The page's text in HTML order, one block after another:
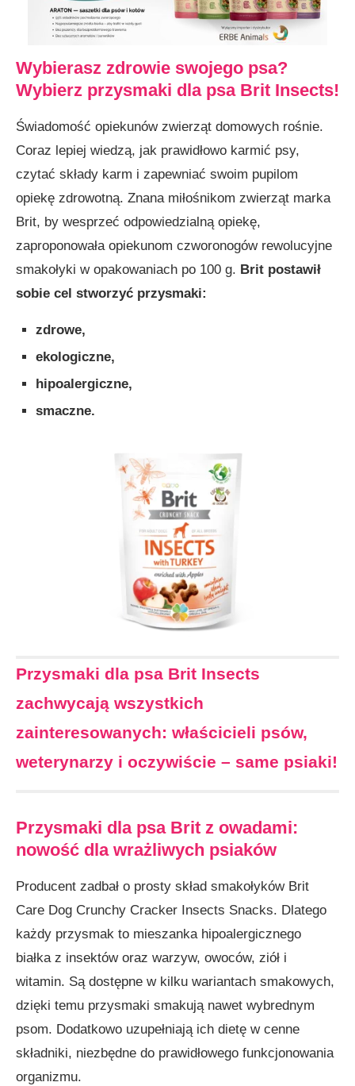
Wybierasz zdrowie swojego psa?
Wybierz przysmaki dla psa Brit Insects!
Świadomość opiekunów zwierząt domowych rośnie.
Coraz lepiej wiedzą, jak prawidłowo karmić psy,
czytać składy karm i zapewniać swoim pupilom
opiekę zdrowotną. Znana miłośnikom zwierząt marka
Brit, by wesprzeć odpowiedzialną opiekę,
zaproponowała opiekunom czworonogów rewolucyjne
smakołyki w opakowaniach po 100 g. Brit postawił
sobie cel stworzyć przysmaki:
zdrowe,
ekologiczne,
hipoalergiczne,
smaczne.
Przysmaki dla psa Brit Insects
zachwycają wszystkich
zainteresowanych: właścicieli psów,
weterynarzy i oczywiście – same psiaki!
Przysmaki dla psa Brit z owadami:
nowość dla wrażliwych psiaków
Producent zadbał o prosty skład smakołyków Brit
Care Dog Crunchy Cracker Insects Snacks. Dlatego
każdy przysmak to mieszanka hipoalergicznego
białka z insektów oraz warzyw, owoców, ziół i
witamin. Są dostępne w kilku wariantach smakowych,
dzięki temu przysmaki smakują nawet wybrednym
psom. Dodatkowo uzupełniają ich dietę w cenne
składniki, niezbędne do prawidłowego funkcjonowania
organizmu.